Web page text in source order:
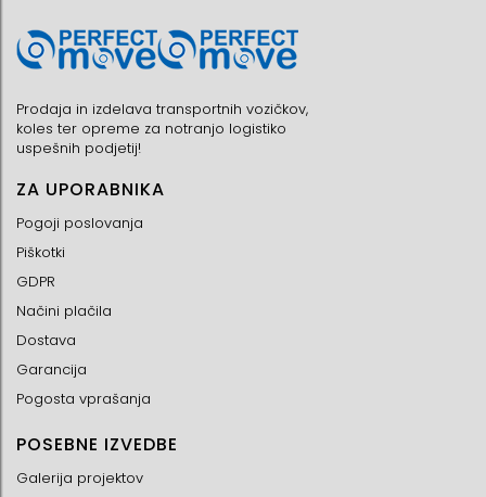
Prodaja in izdelava transportnih vozičkov,
koles ter opreme za notranjo logistiko
uspešnih podjetij!
ZA UPORABNIKA
Pogoji poslovanja
Piškotki
GDPR
Načini plačila
Dostava
Garancija
Pogosta vprašanja
POSEBNE IZVEDBE
Galerija projektov